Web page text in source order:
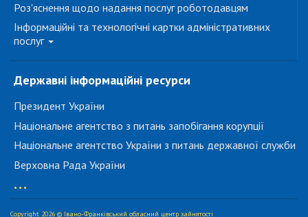
Роз'яснення щодо надання послуг роботодавцям
Інформаційні та технологічні картки адміністративних
послуг
Державні інформаційні ресурси
Президент України
Національне агентство з питань запобігання корупції
Національне агентство України з питань державної служби
Верховна Рада України
...
Copyright 2026 © Івано-Франківський обласний центр зайнятості